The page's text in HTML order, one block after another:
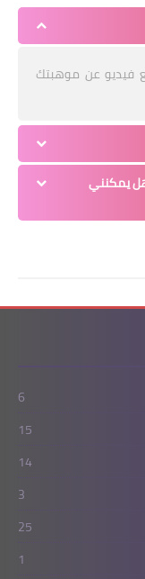
فيديو عن موهبتك
يمكنني
6
15
14
3
25
1